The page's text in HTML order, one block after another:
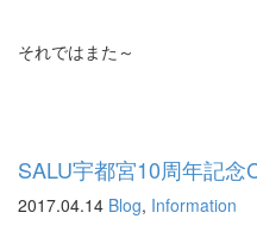
それではまた～
SALU宇都宮10周年記念
2017.04.14 Blog, Information